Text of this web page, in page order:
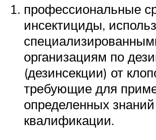
профессиональные
инсектициды,
организациям по
(дезинсекции) от
требующие для
определенных
квалификации.